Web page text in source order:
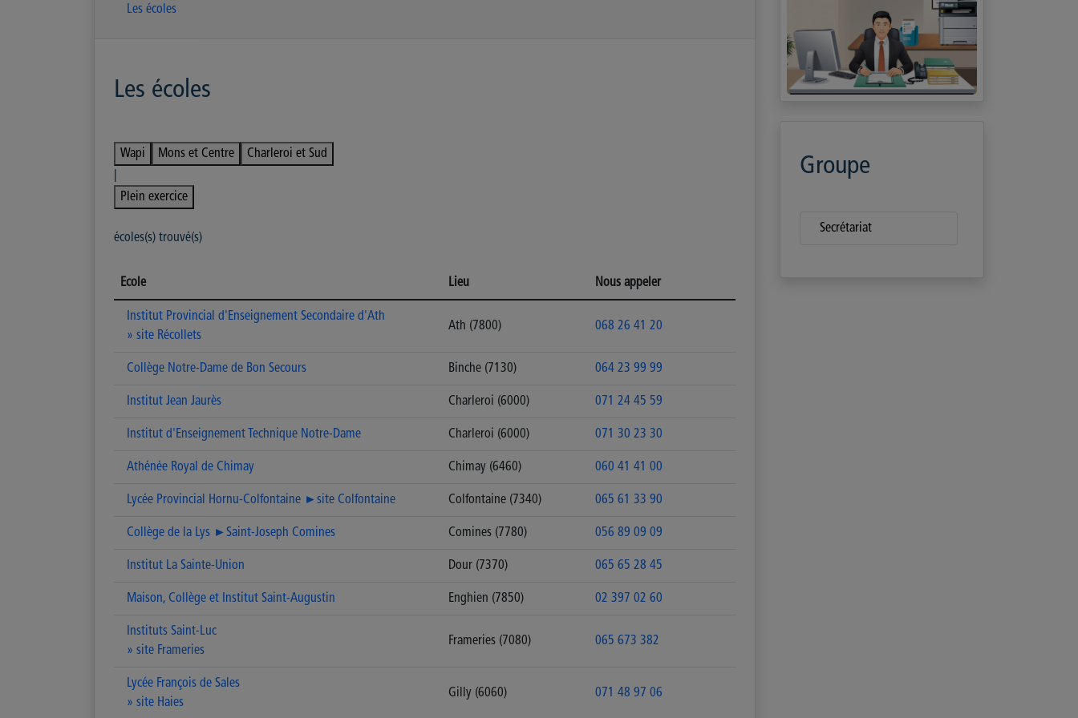
Les écoles
Les écoles
Wapi Mons et Centre
Charleroi et Sud
Plein exercice
écoles(s) trouvé(s)
Ecole Lieu Nous appeler
Institut Provincial d'Enseignement Secondaire d'Ath
» site Récollets
Ath (7800) 068 26 41 20
Collège Notre-Dame de Bon Secours Binche (7130) 064 23 99 99
Institut Jean Jaurès Charleroi (6000) 071 24 45 59
Institut d'Enseignement Technique Notre-Dame Charleroi (6000) 071 30 23 30
Athénée Royal de Chimay Chimay (6460) 060 41 41 00
Lycée Provincial Hornu-Colfontaine ►site Colfontaine Colfontaine (7340) 065 61 33 90
Collège de la Lys ►Saint-Joseph Comines Comines (7780) 056 89 09 09
Institut La Sainte-Union Dour (7370) 065 65 28 45
Maison, Collège et Institut Saint-Augustin Enghien (7850) 02 397 02 60
Instituts Saint-Luc
» site Frameries
Frameries (7080) 065 673 382
Lycée François de Sales
» site Haies
Gilly (6060) 071 48 97 06
Groupe
Secrétariat